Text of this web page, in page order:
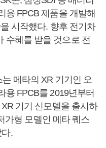
용 FPCB 제품을 개발해
시작했다. 향후 전기차
수혜를 받을 것으로 전
메타의 XR 기기인 오
용 FPCB를 2019년부터
기기 신모델을 출시하
가형 모델인 메타 퀘스
다.